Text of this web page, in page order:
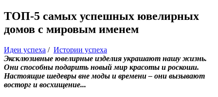
ТОП-5 самых успешных ювелирных
домов с мировым именем
Идеи успеха / Истории успеха
Эксклюзивные ювелирные изделия украшают нашу жизнь.
Они способны подарить новый мир красоты и роскоши.
Настоящие шедевры вне моды и времени – они вызывают
восторг и восхищение...